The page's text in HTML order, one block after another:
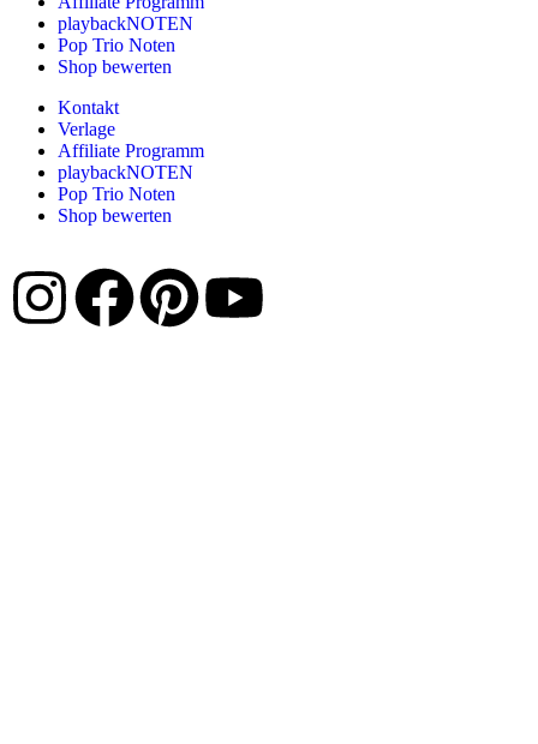
playbackNOTEN
Pop Trio Noten
Shop bewerten
Kontakt
Verlage
Affiliate Programm
playbackNOTEN
Pop Trio Noten
Shop bewerten